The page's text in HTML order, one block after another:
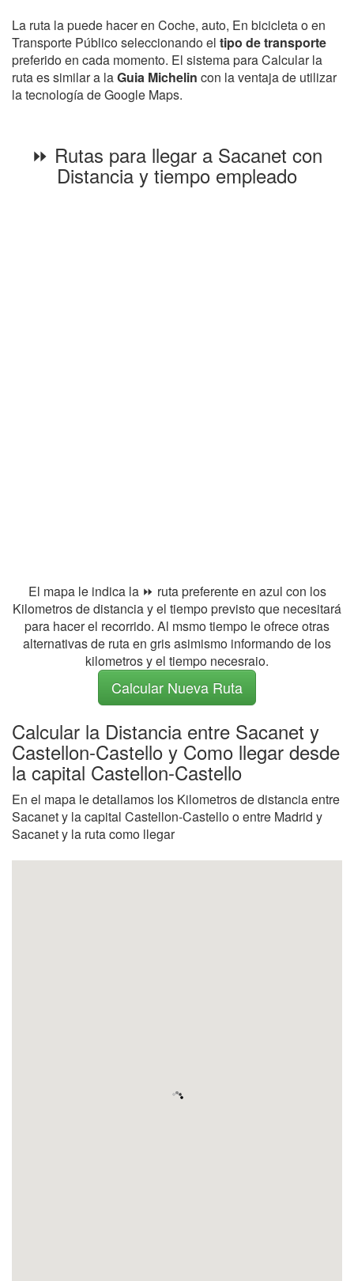
La ruta la puede hacer en Coche, auto, En bicicleta o en
Transporte Público seleccionando el tipo de transporte
preferido en cada momento. El sistema para Calcular la
ruta es similar a laGuia Michelin con la ventaja de utilizar
la tecnología de Google Maps.
⏩ Rutas para llegar a Sacanet con
Distancia y tiempo empleado
El mapa le indica la ⏩ ruta preferente en azul con los
Kilometros de distancia y el tiempo previsto que necesitará
para hacer el recorrido. Al msmo tiempo le ofrece otras
alternativas de ruta en gris asimismo informando de los
kilometros y el tiempo necesraio.
Calcular Nueva Ruta
Calcular la Distancia entre Sacanet y
Castellon-Castello y Como llegar desde
la capital Castellon-Castello
En el mapa le detallamos los Kilometros de distancia entre
Sacanet y la capital Castellon-Castello o entre Madrid y
Sacanet y la ruta como llegar